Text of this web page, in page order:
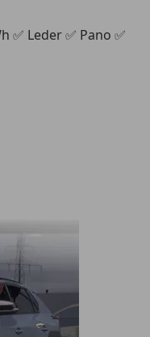
✅ Leder ✅ Pano ✅